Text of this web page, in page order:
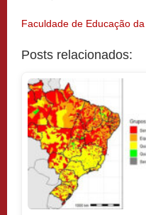
Faculdade de Educação
Posts relacionados: